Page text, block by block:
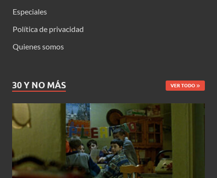
Especiales
Política de privacidad
Quienes somos
30 Y NO MÁS VER TODO